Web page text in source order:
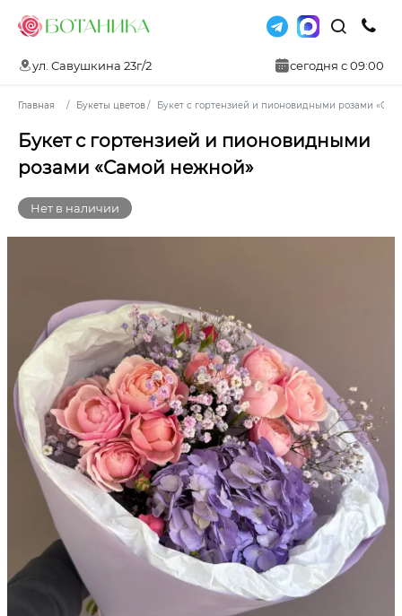
ул. Савушкина 23г/2 сегодня с 09:00
Главная Букеты цветов Букет с гортензией и пионовидными розами
Букет с гортензией и пионовидными
розами «Самой нежной»
Нет в наличии